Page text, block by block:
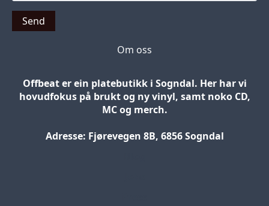
Send
Om oss
Offbeat er ein platebutikk i Sogndal. Her har vi
hovudfokus på brukt og ny vinyl, samt noko CD,
MC og merch.
Adresse: Fjørevegen 8B, 6856 Sogndal